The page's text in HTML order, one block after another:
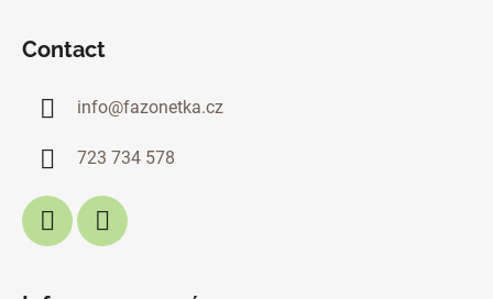
Contact
info@fazonetka.cz
723 734 578